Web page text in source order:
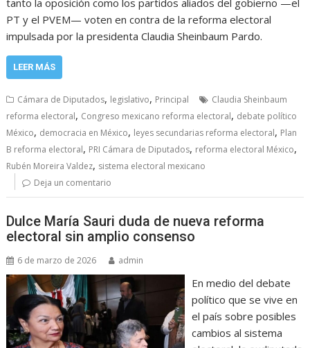
tanto la oposición como los partidos aliados del gobierno —el
PT y el PVEM— voten en contra de la reforma electoral
impulsada por la presidenta Claudia Sheinbaum Pardo.
LEER MÁS
Cámara de Diputados, legislativo, Principal
Claudia Sheinbaum
reforma electoral, Congreso mexicano reforma electoral, debate político
México, democracia en México, leyes secundarias reforma electoral, Plan
B reforma electoral, PRI Cámara de Diputados, reforma electoral México,
Rubén Moreira Valdez, sistema electoral mexicano
Deja un comentario
Dulce María Sauri duda de nueva reforma
electoral sin amplio consenso
6 de marzo de 2026 admin
En medio del debate
político que se vive en
el país sobre posibles
cambios al sistema